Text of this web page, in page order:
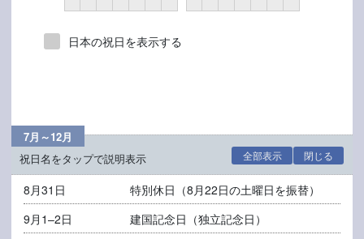
日本の祝日を表示する
7月～12月
祝日名をタップで説明表示
全部表示 閉じる
8月31日
特別休日（8月22日の土曜日を振替）
9月1–2日
建国記念日（独立記念日）